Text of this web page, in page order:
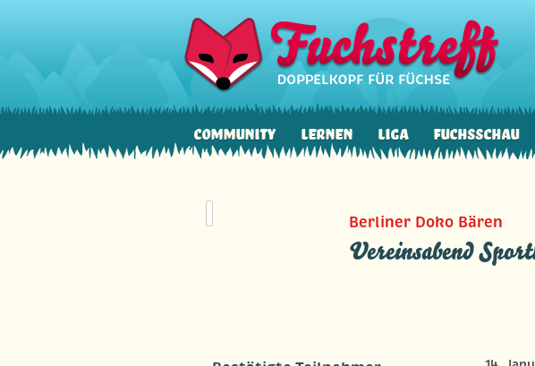
Community Lernen Liga Fuchsschau
Berliner Doko Bären
Vereinsabend